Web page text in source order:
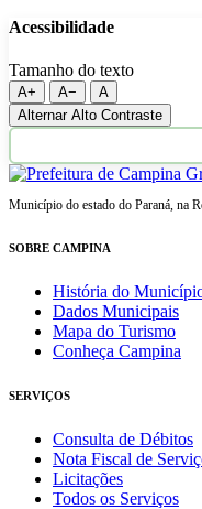
Acessibilidade
Tamanho do texto
A+ A−
A
Alternar Alto Contraste
Município do estado do Paraná, na
SOBRE CAMPINA
História do
Dados Municipais
Mapa do Turismo
Conheça Campina
SERVIÇOS
Consulta de Débitos
Nota Fiscal de
Licitações
Todos os Serviços